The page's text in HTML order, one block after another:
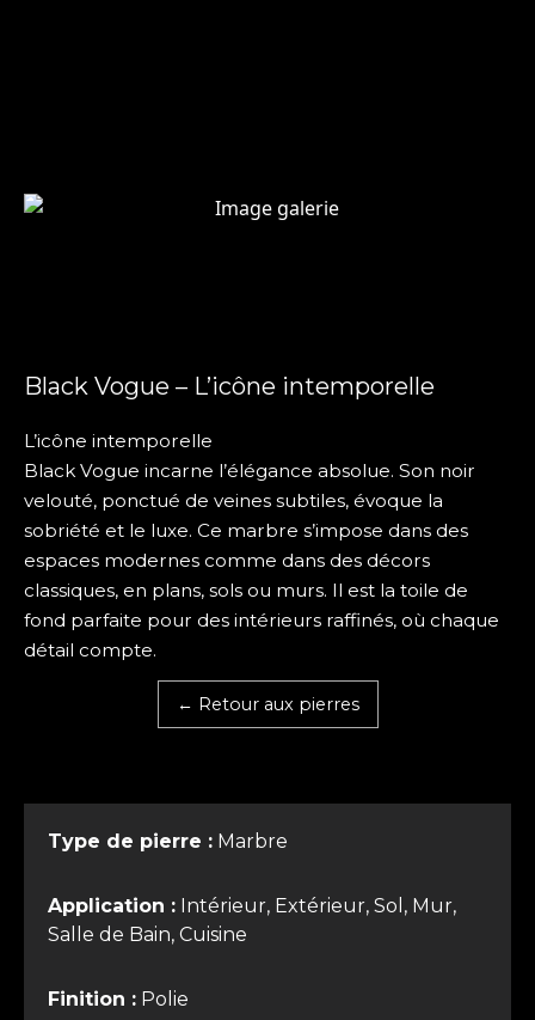
Black Vogue – L’icône intemporelle
L’icône intemporelle
Black Vogue incarne l’élégance absolue. Son noir
velouté, ponctué de veines subtiles, évoque la
sobriété et le luxe. Ce marbre s’impose dans des
espaces modernes comme dans des décors
classiques, en plans, sols ou murs. Il est la toile de
fond parfaite pour des intérieurs raffinés, où chaque
détail compte.
← Retour aux pierres
Type de pierre : Marbre
Application : Intérieur, Extérieur, Sol, Mur,
Salle de Bain, Cuisine
Finition : Polie